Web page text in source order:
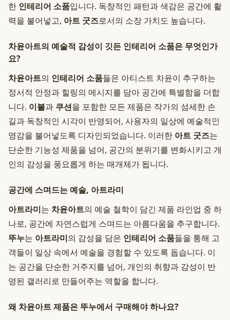
한 인테리어 소품입니다. 독창적인 패턴과 색감은 공간에 활
력을 불어넣고, 아트 굿즈로서의 소장 가치도 높습니다.
차윤아트의 예술적 감성이 깃든 인테리어 소품은 무엇인가
요?
차윤아트의 인테리어 소품들은 아티스트 차윤이 추구하는
정서적 안정과 힐링의 메시지를 담아 공간에 특별함을 더합
니다. 이불과 쿠션을 포함한 모든 제품은 작가의 섬세한 손
길과 독창적인 시각이 반영되어, 사용자의 일상에 예술적인
영감을 불어넣도록 디자인되었습니다. 이러한 아트 굿즈는
단순한 기능성 제품을 넘어, 공간의 분위기를 변화시키고 개
인의 감성을 풍요롭게 하는 매개체가 됩니다.
공간에 스며드는 예술, 아트라미
아트라미는 차윤아트의 예술 철학이 담긴 제품 라인업 중 하
나로, 공간에 자연스럽게 스며드는 아름다움을 추구합니다.
뚜누는 아트라미의 감성을 담은 인테리어 소품들을 통해 고
객들이 일상 속에서 예술을 경험할 수 있도록 돕습니다. 이
는 공간을 단순한 거주지를 넘어, 개인의 취향과 감성이 반
영된 갤러리로 만들어주는 역할을 합니다.
왜 차윤아트 제품은 뚜누에서 구매해야 하나요?